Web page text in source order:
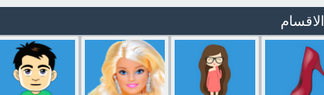
الاقسام